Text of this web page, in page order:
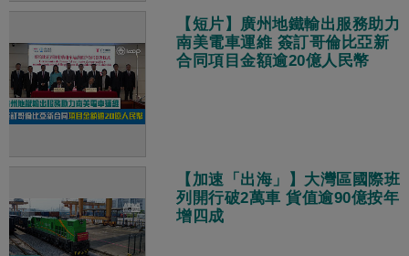
【短片】廣州地鐵輸出服務助力
南美電車運維 簽訂哥倫比亞新
合同項目金額逾20億人民幣
【加速「出海」】大灣區國際班
列開行破2萬車 貨值逾90億按年
增四成